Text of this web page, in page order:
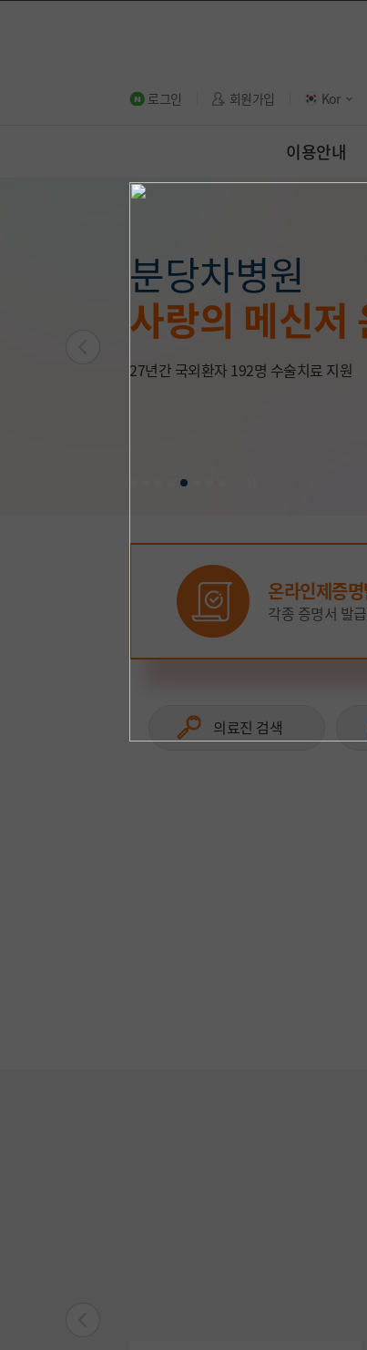
로그인 회원가입 Kor
이용안내
국내 여성 암 치
선도하는 차병
부인과 질환 로봇수술
폐암·식도암 최
‘항암 치료’ 혈액종양
‘수술 대가’ 폐식도센
차병원 유방암
국내 ‘톱4’ 병
유방암 수술 1
분당차병원 로
정교하고 미세
로봇수술 프로토콜 개발로 수술 가능 범위
분당차병원
사랑의 메신저
27년간 국외환자 192명 수술치료 지원
보건복지부 응급
최우수등급 획득
21명의 교수진이 365일 24시
보건복지부 지정
소아전문 응급
응급의학과, 소아청소년과 전문의 24시간
분당차병원
공식 유튜브
분당차병원 의료진이 전해주는 쉽고 유익
온라인제증
각종 증명서 발
의료진 검색